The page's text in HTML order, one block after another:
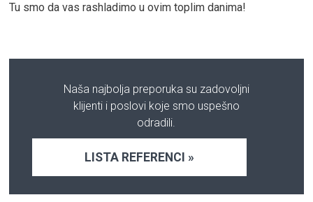
Tu smo da vas rashladimo u ovim toplim danima!
Naša najbolja preporuka su zadovoljni
klijenti i poslovi koje smo uspešno
odradili.
LISTA REFERENCI »